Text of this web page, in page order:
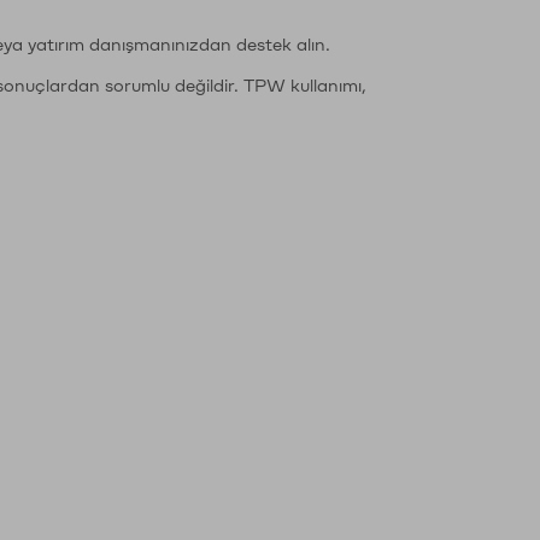
danışmanınızdan destek alın.
sorumlu değildir. TPW kullanımı,